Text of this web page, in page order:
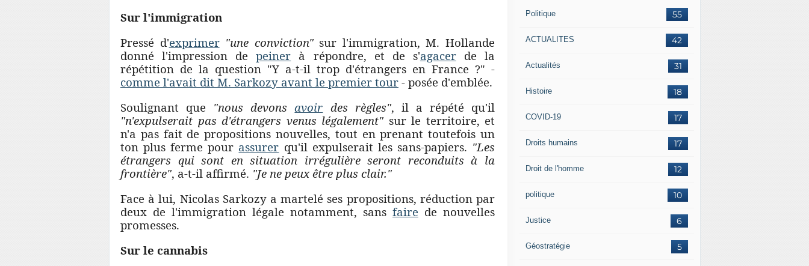
Sur l'immigration
Pressé d'exprimer "une conviction"sur l'immigration, M. Hollande
donné l'impression depeiner à répondre, et de s'agacerde la
répétition de la question "Y a-t-il trop d'étrangers en France ?" -
comme l'avait dit M. Sarkozy avant le premier tour - posée d'emblée.
Soulignant que "nous devonsavoir des règles", il a répété qu'il
"n'expulserait pas d'étrangers venus légalement"sur le territoire, et
n'a pas fait de propositions nouvelles, tout en prenant toutefois un
ton plus ferme pour assurer qu'il expulserait les sans-papiers. "Les
étrangers qui sont en situation irrégulière seront reconduits à la
frontière", a-t-il affirmé. "Je ne peux être plus clair."
Face à lui, Nicolas Sarkozy a martelé ses propositions, réduction par
deux de l'immigration légale notamment, sans faire de nouvelles
promesses.
Sur le cannabis
55
Politique
42
ACTUALITES
31
Actualités
18
Histoire
17
COVID-19
17
Droits humains
12
Droit de l'homme
10
politique
6
Justice
5
Géostratégie